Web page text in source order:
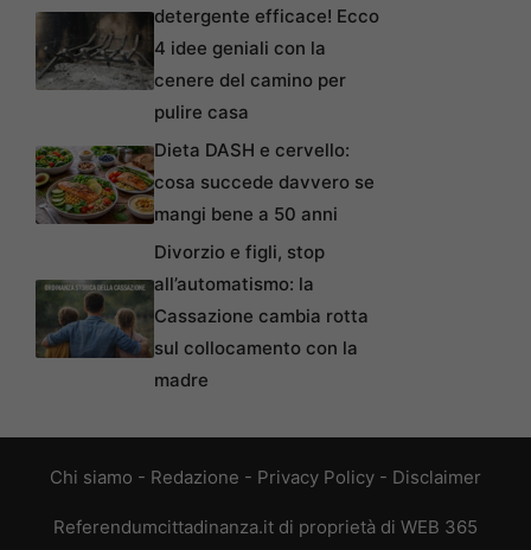
detergente efficace! Ecco
4 idee geniali con la
cenere del camino per
pulire casa
Dieta DASH e cervello:
cosa succede davvero se
mangi bene a 50 anni
Divorzio e figli, stop
all’automatismo: la
Cassazione cambia rotta
sul collocamento con la
madre
Chi siamo - Redazione - Privacy Policy - Disclaimer
Referendumcittadinanza.it di proprietà di WEB 365